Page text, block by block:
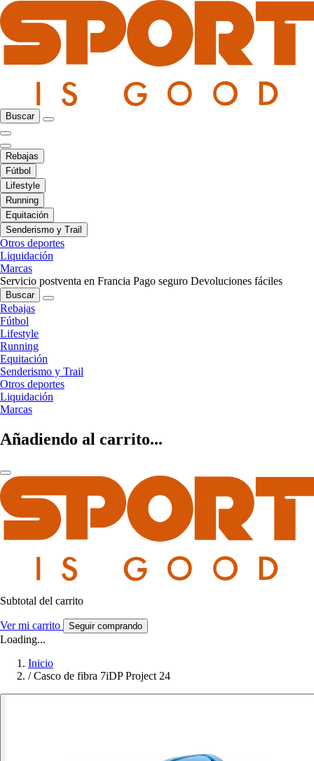
Buscar
Rebajas
Fútbol
Lifestyle
Running
Equitación
Senderismo y Trail
Otros deportes
Liquidación
Marcas
Servicio postventa en Francia Pago seguro Devoluciones fáciles
Buscar
Rebajas
Fútbol
Lifestyle
Running
Equitación
Senderismo y Trail
Otros deportes
Liquidación
Marcas
Añadiendo al carrito...
Subtotal del carrito
Ver mi carrito Seguir comprando
Loading...
Inicio
/ Casco de fibra 7iDP Project 24